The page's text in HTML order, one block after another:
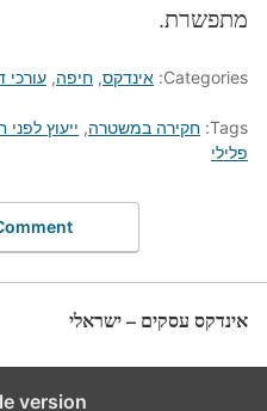
מתפשרת.
Categories: אינדקס, חיפה, עורכי
Tags: חקירה במשטרה, ייעוץ לפני
פלילי
אינדקס עסקים – ישראלי
version